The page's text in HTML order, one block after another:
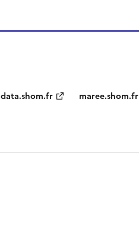
Partenaires
data.shom.fr maree.shom.fr